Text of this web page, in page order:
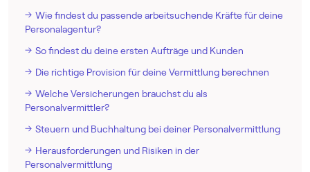
Wie findest du passende arbeitsuchende Kräfte für deine
Personalagentur?
So findest du deine ersten Aufträge und Kunden
Die richtige Provision für deine Vermittlung berechnen
Welche Versicherungen brauchst du als
Personalvermittler?
Steuern und Buchhaltung bei deiner Personalvermittlung
Herausforderungen und Risiken in der
Personalvermittlung